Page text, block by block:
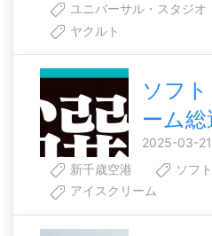
ユニバーサル・スタジオ
ヤクルト
ソフ
ーム総
2025-03-
新千歳空港
ソフ
アイスクリーム